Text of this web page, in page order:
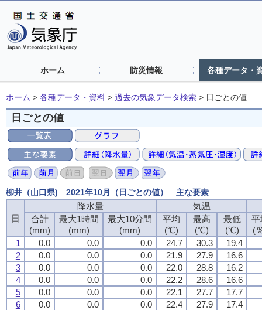
ホーム 防災情報 各種データ・
ホーム > 各種データ・資料 > 過去の気象データ検索 > 日ごとの値
日ごとの値
柳井（山口県) 2021年10月（日ごとの値） 主な要素
日
降水量
気温
合計
(mm)
最大1時間
(mm)
最大10分間
(mm)
平均
(℃)
最高
(℃)
最低
(℃)
平
(
1
0.0 0.0 0.0 24.7 30.3 19.4
2
0.0 0.0 0.0 21.9 27.9 16.6
3
0.0 0.0 0.0 22.0 28.8 16.2
4
0.0 0.0 0.0 22.2 28.6 16.6
5
0.0 0.0 0.0 22.1 27.7 17.7
6
0.0 0.0 0.0 22.4 27.9 17.4
日
降水量
気温
合計
(mm)
最大1時間
(mm)
最大10分間
(mm)
平均
(℃)
最高
(℃)
最低
(℃)
平
(
1
0.0 0.0 0.0 24.7 30.3 19.4
2
0.0 0.0 0.0 21.9 27.9 16.6
3
0.0 0.0 0.0 22.0 28.8 16.2
4
0.0 0.0 0.0 22.2 28.6 16.6
5
0.0 0.0 0.0 22.1 27.7 17.7
6
0.0 0.0 0.0 22.4 27.9 17.4
日
降水量
気温
合計
(mm)
最大1時間
(mm)
最大10分間
(mm)
平均
(℃)
最高
(℃)
最低
(℃)
平
(
1
0.0 0.0 0.0 24.7 30.3 19.4
2
0.0 0.0 0.0 21.9 27.9 16.6
3
0.0 0.0 0.0 22.0 28.8 16.2
4
0.0 0.0 0.0 22.2 28.6 16.6
5
0.0 0.0 0.0 22.1 27.7 17.7
6
0.0 0.0 0.0 22.4 27.9 17.4
日
降水量
気温
合計
(mm)
最大1時間
(mm)
最大10分間
(mm)
平均
(℃)
最高
(℃)
最低
(℃)
平
(
1
0.0 0.0 0.0 24.7 30.3 19.4
2
0.0 0.0 0.0 21.9 27.9 16.6
3
0.0 0.0 0.0 22.0 28.8 16.2
4
0.0 0.0 0.0 22.2 28.6 16.6
5
0.0 0.0 0.0 22.1 27.7 17.7
6
0.0 0.0 0.0 22.4 27.9 17.4